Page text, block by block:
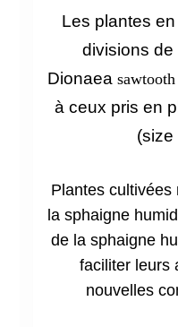
Les plantes
divisions
Dionaea
à ceux pris en
(size
Plantes cultivées
la sphaigne
de la sphaigne
faciliter leurs
nouvelles